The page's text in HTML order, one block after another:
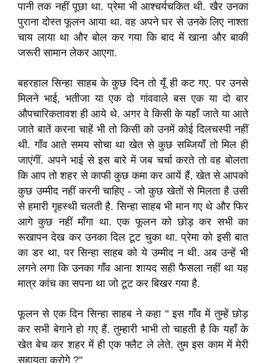
पानी तक नहीं पूछा था.प्रेमा भी आश्चर्यचकित थी.खैर उनका
पुराना दोस्त फूलन आया था.वह अपने घर से उनके लिए नाश्ता
चाय लाया था और बोल कर गया कि बाद में खाना और बाकी
जरूरी सामान लेकर आएगा.
बहरहाल सिन्हा साहब के कुछ दिन तो यूँ ही कट गए.पर उनसे
मिलने भाई,भतीजा या एक दो गांववाले बस एक या दो बार
औपचारिकतावश ही आये थे. अगर वे किसी के यहाँ जाते या आते
जाते बातें करना चाहें भी तो किसी को उनमें कोई दिलचस्पी नहीं
थी.गाँव आते समय सोचा था खेत से कुछ सब्जियाँ तो मिल ही
जाएंगीं. अपने भाई से इस बारे में जब चर्चा करते तो वह बोलता
कि आप तो शहर से काफी कुछ कमा कर आयें हैं,खेत से आपको
कुछ उम्मीद नहीं करनी चाहिए - जो कुछ खेतों से मिलता है उसी
से हमारी गृहस्थी चलती है.सिन्हा साहब भी मान गए थे और फिर
आगे कुछ नहीं माँगा था.एक फूलन को छोड़ कर सभी का
रूखापन देख कर उनका दिल टूट चुका था.प्रेमा को इसी बात
का डर था,पर सिन्हा साहब को ये उम्मीद न थी.अब उन्हें भी
लगने लगा कि उनका गाँव आना शायद सही फैसला नहीं था यह
मात्र कांच का सपना था जो टूट कर बिखर गया है.
फूलन से एक दिन सिन्हा साहब ने कहा " इस गाँव में तुम्हें छोड़
कर सभी बेगाने हो गए हैं.तुम्हारी भाभी तो चाहती है कि यहाँ के
खेत बेच कर शहर में ही एक फ्लैट ले लेते.तुम इस काम में मेरी
सहायता करोगे ?"